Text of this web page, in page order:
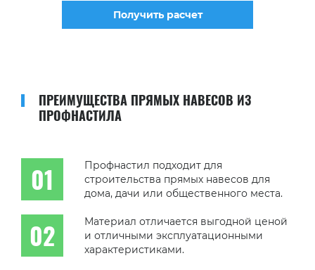
Получить расчет
ПРЕИМУЩЕСТВА ПРЯМЫХ НАВЕСОВ ИЗ
ПРОФНАСТИЛА
Профнастил подходит для
строительства прямых навесов для
дома, дачи или общественного места.
Материал отличается выгодной ценой
и отличными эксплуатационными
характеристиками.